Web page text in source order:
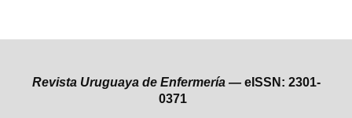
Revista Uruguaya de Enfermería — eISSN: 2301-
0371